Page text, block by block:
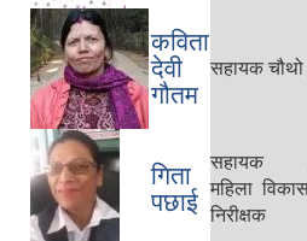
कविता
देवी
गौतम
सहायक चौथो
गिता
पछाई
सहायक
महिला
निरीक्षक